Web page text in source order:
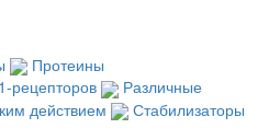
Протеины
рецепторов
Различные
действием
Стабилизаторы